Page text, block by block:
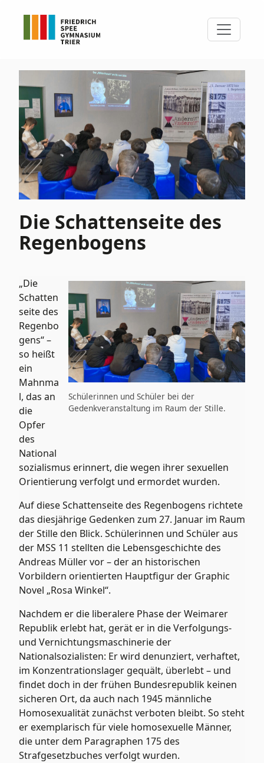
Die Schattenseite des
Regenbogens
Schülerinnen und Schüler bei der
Gedenkveranstaltung im Raum der Stille.
„Die
Schatten
seite des
Regenbo
gens“ –
so heißt
ein
Mahnma
l, das an
die
Opfer
des
National
sozialismus erinnert, die wegen ihrer sexuellen
Orientierung verfolgt und ermordet wurden.
Auf diese Schattenseite des Regenbogens richtete
das diesjährige Gedenken zum 27. Januar im Raum
der Stille den Blick. Schülerinnen und Schüler aus
der MSS 11 stellten die Lebensgeschichte des
Andreas Müller vor – der an historischen
Vorbildern orientierten Hauptfigur der Graphic
Novel „Rosa Winkel“.
Nachdem er die liberalere Phase der Weimarer
Republik erlebt hat, gerät er in die Verfolgungs-
und Vernichtungsmaschinerie der
Nationalsozialisten: Er wird denunziert, verhaftet,
im Konzentrationslager gequält, überlebt – und
findet doch in der frühen Bundesrepublik keinen
sicheren Ort, da auch nach 1945 männliche
Homosexualität zunächst verboten bleibt. So steht
er exemplarisch für viele homosexuelle Männer,
die unter dem Paragraphen 175 des
Strafgesetzbuches verfolgt wurden.